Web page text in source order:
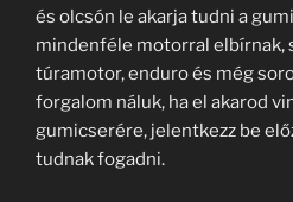
és olcsón le akarja tudni a
mindenféle motorral elbírnak,
túramotor, enduro és még
forgalom náluk, ha el akarod
gumicserére, jelentkezz be
tudnak fogadni.